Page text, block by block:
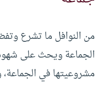
من النوافل ما تشرع
الجماعة ويحث على
مشروعيتها في